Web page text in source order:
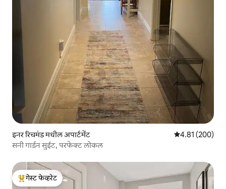
इनर रिचमंड मधील अपार्टमेंट 5 पैकी 4.81
4.81 (200)
सनी गार्डन सुईट, परफेक्ट लोकल
टॉप गेस्ट फेव्हरेट
गेस्ट फेव्हरेट